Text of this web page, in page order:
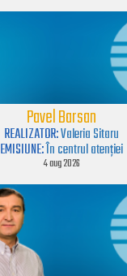
Pavel Barsan
REALIZATOR:Valeria Sitaru
EMISIUNE:În centrul atenției
4 aug 2026